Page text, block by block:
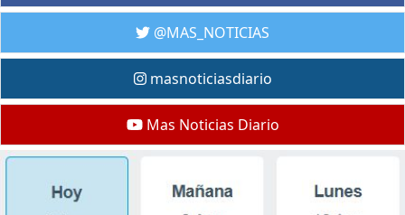
@MAS_NOTICIAS
masnoticiasdiario
Mas Noticias Diario